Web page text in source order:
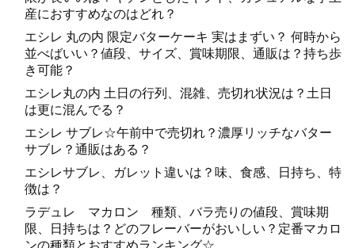
産におすすめなのはどれ？
エシレ 丸の内 限定バターケーキ 実はまずい？ 何時から
並べばいい？値段、サイズ、賞味期限、通販は？持ち歩
き可能？
エシレ丸の内 土日の行列、混雑、売切れ状況は？土日
は更に混んでる？
エシレ サブレ☆午前中で売切れ？濃厚リッチなバター
サブレ？通販はある？
エシレサブレ、ガレット違いは？味、食感、日持ち、特
徴は？
ラデュレ マカロン 種類、バラ売りの値段、賞味期
限、日持ちは？どのフレーバーがおいしい？定番マカロ